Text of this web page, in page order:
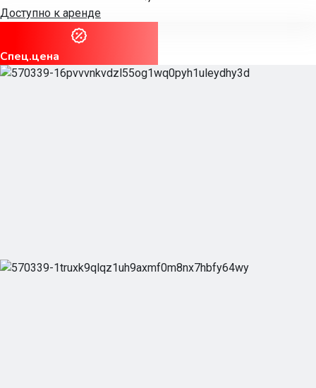
Доступно к аренде
Спец.цена